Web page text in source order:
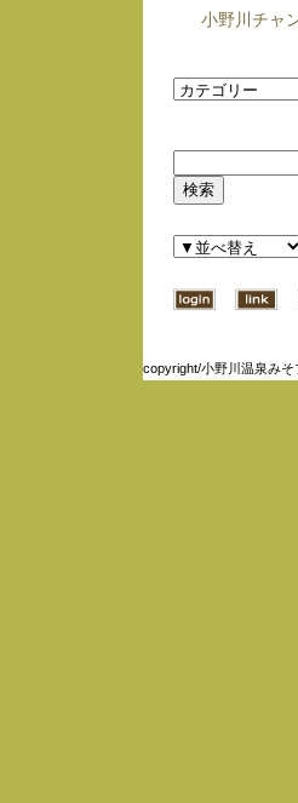
小野川チャ
copyright/小野川温泉み